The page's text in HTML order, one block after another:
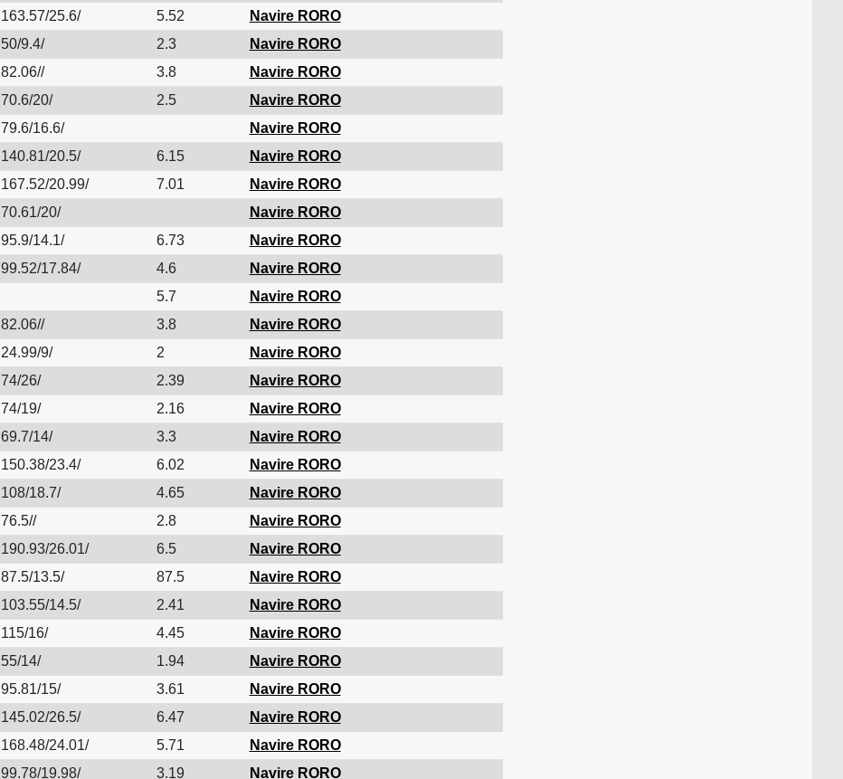
163.57/25.6/ 5.52
Navire RORO
50/9.4/ 2.3
Navire RORO
82.06// 3.8
Navire RORO
70.6/20/ 2.5
Navire RORO
79.6/16.6/
Navire RORO
140.81/20.5/ 6.15
Navire RORO
167.52/20.99/ 7.01
Navire RORO
70.61/20/
Navire RORO
95.9/14.1/ 6.73
Navire RORO
99.52/17.84/ 4.6
Navire RORO
5.7
Navire RORO
82.06// 3.8
Navire RORO
24.99/9/ 2
Navire RORO
74/26/ 2.39
Navire RORO
74/19/ 2.16
Navire RORO
69.7/14/ 3.3
Navire RORO
150.38/23.4/ 6.02
Navire RORO
108/18.7/ 4.65
Navire RORO
76.5// 2.8
Navire RORO
190.93/26.01/ 6.5
Navire RORO
87.5/13.5/ 87.5
Navire RORO
103.55/14.5/ 2.41
Navire RORO
115/16/ 4.45
Navire RORO
55/14/ 1.94
Navire RORO
95.81/15/ 3.61
Navire RORO
145.02/26.5/ 6.47
Navire RORO
168.48/24.01/ 5.71
Navire RORO
99.78/19.98/ 3.19 Navire RORO